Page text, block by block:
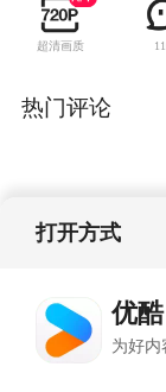
超清画质
热门评论
打开方式
优酷
为好内